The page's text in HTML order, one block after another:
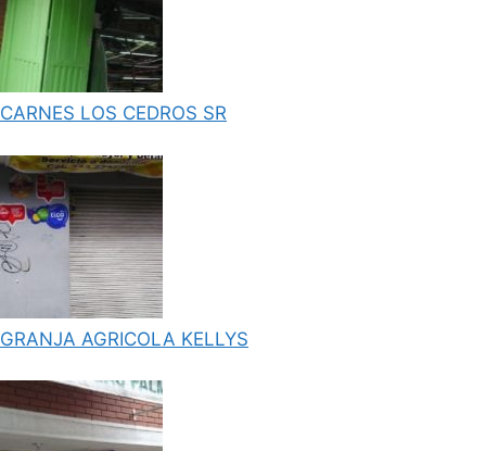
CARNES LOS CEDROS SR
GRANJA AGRICOLA KELLYS